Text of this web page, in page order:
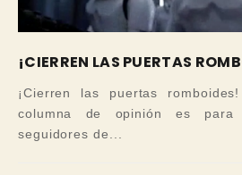
¡CIERREN LAS PUERTAS
¡Cierren las puertas
columna de opinión es para
seguidores de...